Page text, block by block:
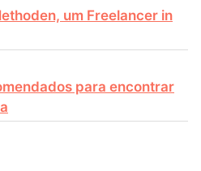
um Freelancer in
para encontrar